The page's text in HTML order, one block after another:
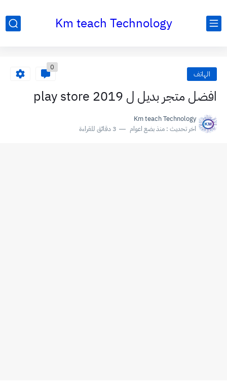
Km teach Technology
الهاتف
0
افضل متجر بديل ل play store 2019
Km teach Technology
اخر تحديث : منذ بضع اعوام 3 دقائق للقراءة